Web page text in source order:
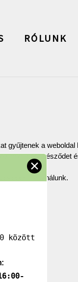
RÓLUNK
gyűjtenek a weboldal
a böngésződet
használunk.
✕
között